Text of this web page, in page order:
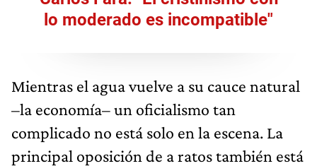
lo moderado es incompatible"
Mientras el agua vuelve a su cauce natural
–la economía– un oficialismo tan
complicado no está solo en la escena. La
principal oposición de a ratos también está